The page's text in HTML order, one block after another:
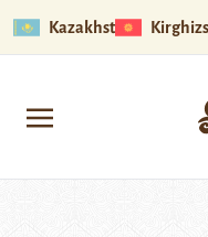
Kazakhstan